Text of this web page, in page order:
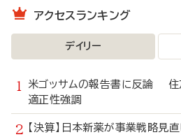
アクセスランキング
デイリー
米ゴッサムの報告書に反論 住
適正性強調
【決算】日本新薬が事業戦略